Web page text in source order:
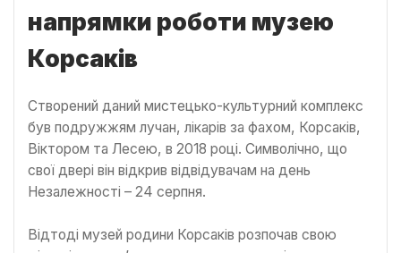
напрямки роботи музею
Корсаків
Створений даний мистецько-культурний комплекс
був подружжям лучан, лікарів за фахом, Корсаків,
Віктором та Лесею, в 2018 році. Символічно, що
свої двері він відкрив відвідувачам на день
Незалежності – 24 серпня.
Відтоді музей родини Корсаків розпочав свою